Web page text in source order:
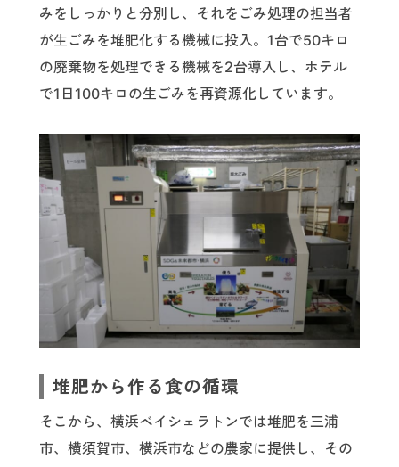
みをしっかりと分別し、それをごみ処理の担当者
が生ごみを堆肥化する機械に投入。1台で50キロ
の廃棄物を処理できる機械を2台導入し、ホテル
で1日100キロの生ごみを再資源化しています。
堆肥から作る食の循環
そこから、横浜ベイシェラトンでは堆肥を三浦
市、横須賀市、横浜市などの農家に提供し、その